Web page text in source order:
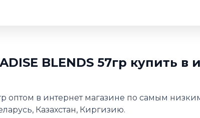
BLENDS 57гр купить в
оптом в интернет магазине по самым
Казахстан, Киргизию.